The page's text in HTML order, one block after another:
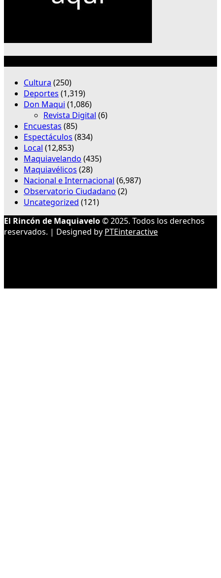
Cultura (250)
Deportes (1,319)
Don Maqui (1,086)
Revista Digital (6)
Encuestas (85)
Espectáculos (834)
Local (12,853)
Maquiavelando (435)
Maquiavélicos (28)
Nacional e Internacional (6,987)
Observatorio Ciudadano (2)
Uncategorized (121)
El Rincón de Maquiavelo© 2025. Todos los derechos
reservados. | Designed by PTEinteractive